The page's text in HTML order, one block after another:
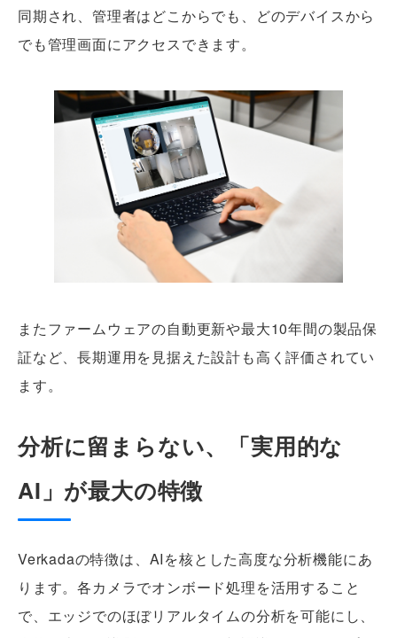
同期され、管理者はどこからでも、どのデバイスから
でも管理画面にアクセスできます。
またファームウェアの自動更新や最大10年間の製品保
証など、長期運用を見据えた設計も高く評価されてい
ます。
分析に留まらない、「実用的な
AI」が最大の特徴
Verkadaの特徴は、AIを核とした高度な分析機能にあ
ります。各カメラでオンボード処理を活用すること
で、エッジでのほぼリアルタイムの分析を可能にし、